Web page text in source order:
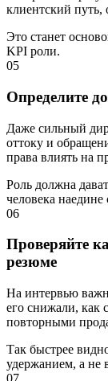
клиентский путь,
Это станет
KPI роли.
05
Определите
Даже сильный
оттоку и
права влиять на
Роль должна
человека
06
Проверяйте
резюме
На интервью
его снижали, как
повторными
Так быстрее
удержанием, а не
07